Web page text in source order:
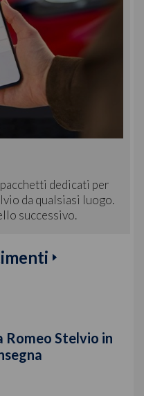
dedicati per
da qualsiasi luogo.
successivo.
Romeo Stelvio in